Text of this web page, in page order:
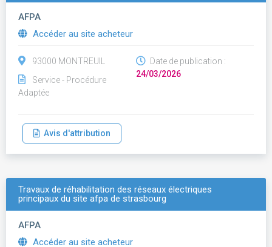
AFPA
Accéder au site acheteur
93000 MONTREUIL
Service - Procédure
Adaptée
Date de publication :
24/03/2026
Avis d'attribution
Travaux de réhabilitation des réseaux électriques
principaux du site afpa de strasbourg
AFPA
Accéder au site acheteur